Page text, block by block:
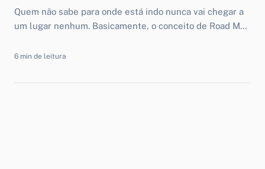
Quem não sabe para onde está indo nunca vai chegar a
um lugar nenhum. Basicamente, o conceito de Road Map
6 min de leitura